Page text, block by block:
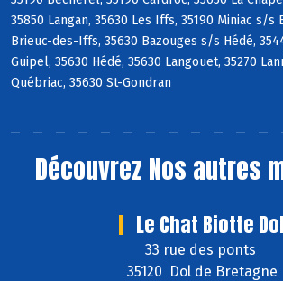
35850 Langan, 35630 Les Iffs, 35190 Miniac s/s
Brieuc-des-Iffs, 35630 Bazouges s/s Hédé,
Guipel, 35630 Hédé, 35630 Langouet, 35270
Québriac, 35630 St-Gondran
Découvrez Nos autres
Le Chat Biotte Dol
33 rue des ponts
35120 Dol de Bretagne